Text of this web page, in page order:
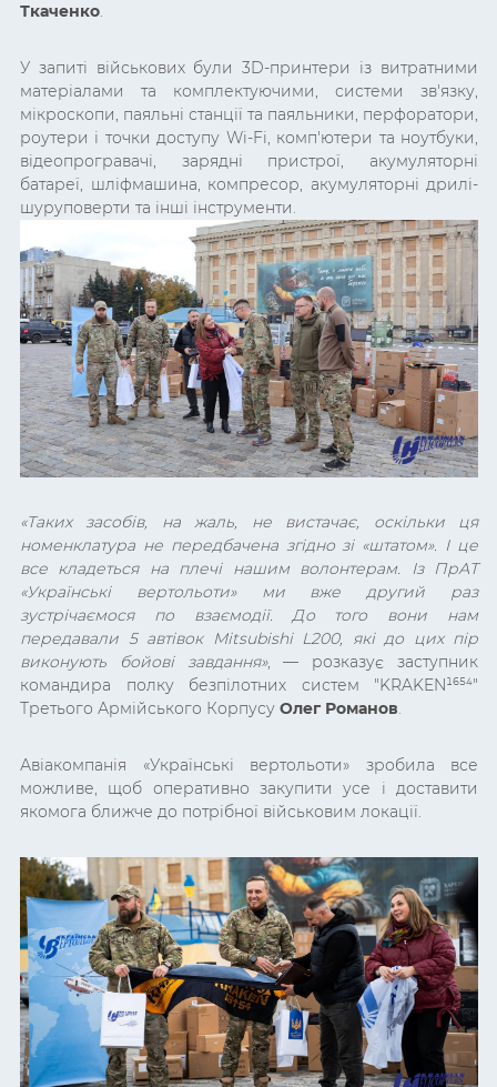
Ткаченко.
У запиті військових були 3D-принтери із витратними
матеріалами та комплектуючими, системи зв'язку,
мікроскопи, паяльні станції та паяльники, перфоратори,
роутери і точки доступу Wi-Fi, комп'ютери та ноутбуки,
відеопрогравачі, зарядні пристрої, акумуляторні
батареї, шліфмашина, компресор, акумуляторні дрилі-
шуруповерти та інші інструменти.
«Таких засобів, на жаль, не вистачає, оскільки ця
номенклатура не передбачена згідно зі «штатом». І це
все кладеться на плечі нашим волонтерам. Із ПрАТ
«Українські вертольоти» ми вже другий раз
зустрічаємося по взаємодії. До того вони нам
передавали 5 автівок Mitsubishi L200, які до цих пір
виконують бойові завдання», — розказує заступник
командира полку безпілотних систем "KRAKEN¹⁶⁵⁴"
Третього Армійського Корпусу Олег Романов.
Авіакомпанія «Українські вертольоти» зробила все
можливе, щоб оперативно закупити усе і доставити
якомога ближче до потрібної військовим локації.